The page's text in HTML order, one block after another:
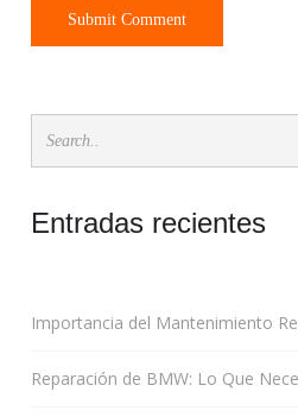
Entradas recientes
Importancia del Mantenimiento
Reparación de BMW: Lo Que